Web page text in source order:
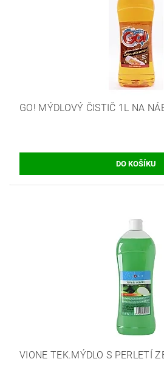
GO! MÝDLOVÝ ČISTIČ 1L NA
VIONE TEK.MÝDLO S PERLETÍ